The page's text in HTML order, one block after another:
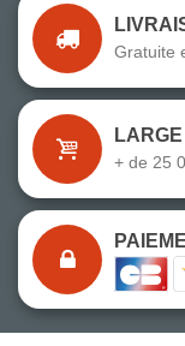
Gratuite
+ de 25